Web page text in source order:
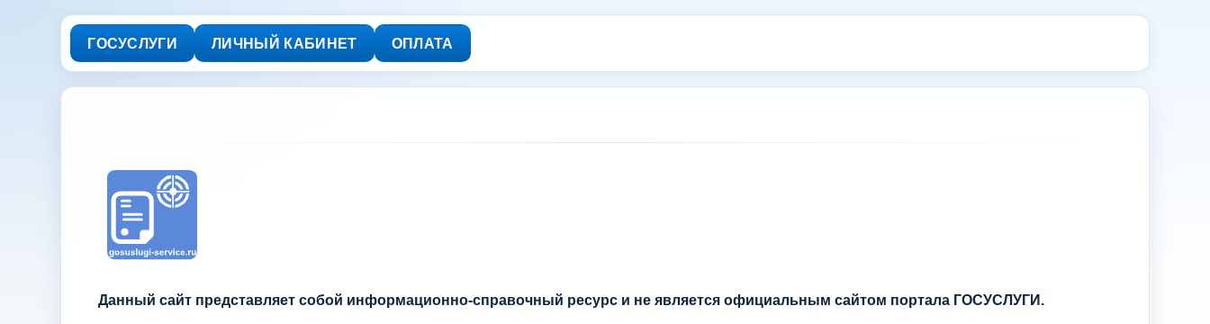
ГОСУСЛУГИ ЛИЧНЫЙ КАБИНЕТ ОПЛАТА
Данный сайт представляет собой информационно-справочный ресурс и не является официальным сайтом портала ГОСУСЛУГИ.